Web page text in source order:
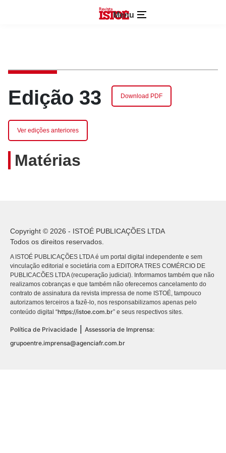
Menu
Edição 33 Download PDF
Ver edições anteriores
Matérias
Copyright © 2026 - ISTOÉ PUBLICAÇÕES LTDA
Todos os direitos reservados.
A ISTOÉ PUBLICAÇÕES LTDA é um portal digital independente e sem
vinculação editorial e societária com a EDITORA TRES COMÉRCIO DE
PUBLICACÕES LTDA (recuperação judicial). Informamos também que não
realizamos cobranças e que também não oferecemos cancelamento do
contrato de assinatura da revista impressa de nome ISTOÉ, tampouco
autorizamos terceiros a fazê-lo, nos responsabilizamos apenas pelo
conteúdo digital “https://istoe.com.br” e seus respectivos sites.
Política de Privacidade
Assessoria de Imprensa:
grupoentre.imprensa@agenciafr.com.br